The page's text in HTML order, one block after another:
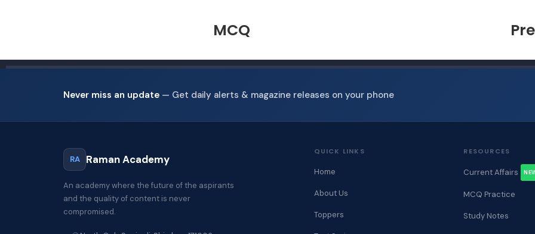
MCQ
Never miss an update — Get daily alerts & magazine releases on your phone
RA Raman Academy
An academy where the future of the aspirants
and the quality of content is never
compromised.
QUICK LINKS
Home
About Us
Toppers
RESOURCES
Current Affairs
MCQ Practice
Study Notes